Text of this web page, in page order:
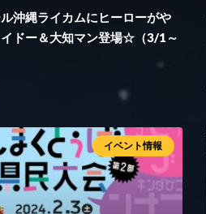
沖縄ライカムにヒーローがや
ドー＆大知マン登場☆（3/1～
イベント情報